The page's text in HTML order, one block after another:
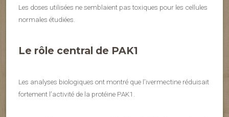
Les doses utilisées ne semblaient pas toxiques pour les cellules
normales étudiées.
Le rôle central de PAK1
Les analyses biologiques ont montré que l’ivermectine réduisait
fortement l’activité de la protéine PAK1.